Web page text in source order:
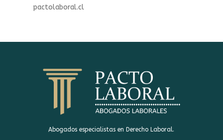
pactolaboral.cl
Abogados especialistas en Derecho Laboral.